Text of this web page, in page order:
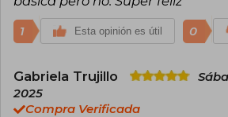
1 Esta opinión es útil 0
Gabriela Trujillo
2025
Compra Verificada